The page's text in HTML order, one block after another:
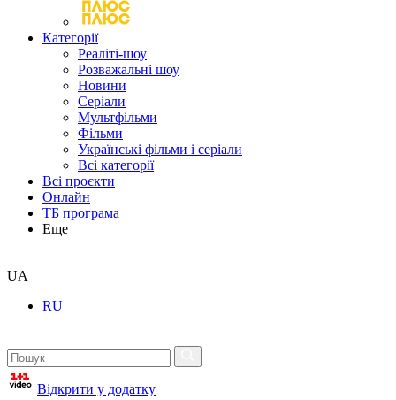
Категорії
Реаліті-шоу
Розважальні шоу
Новини
Серіали
Мультфільми
Фільми
Українські фільми і серіали
Всі категорії
Всі проєкти
Онлайн
ТБ програма
Еще
UA
RU
Відкрити у додатку